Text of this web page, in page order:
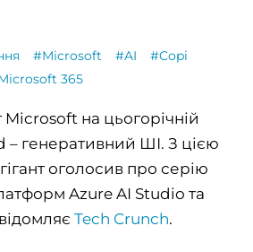
#Microsoft #AI
#Copi
365
на цьогорічній
– генеративний ШІ. З цією
оголосив про серію
Azure AI Studio та
Tech Crunch.